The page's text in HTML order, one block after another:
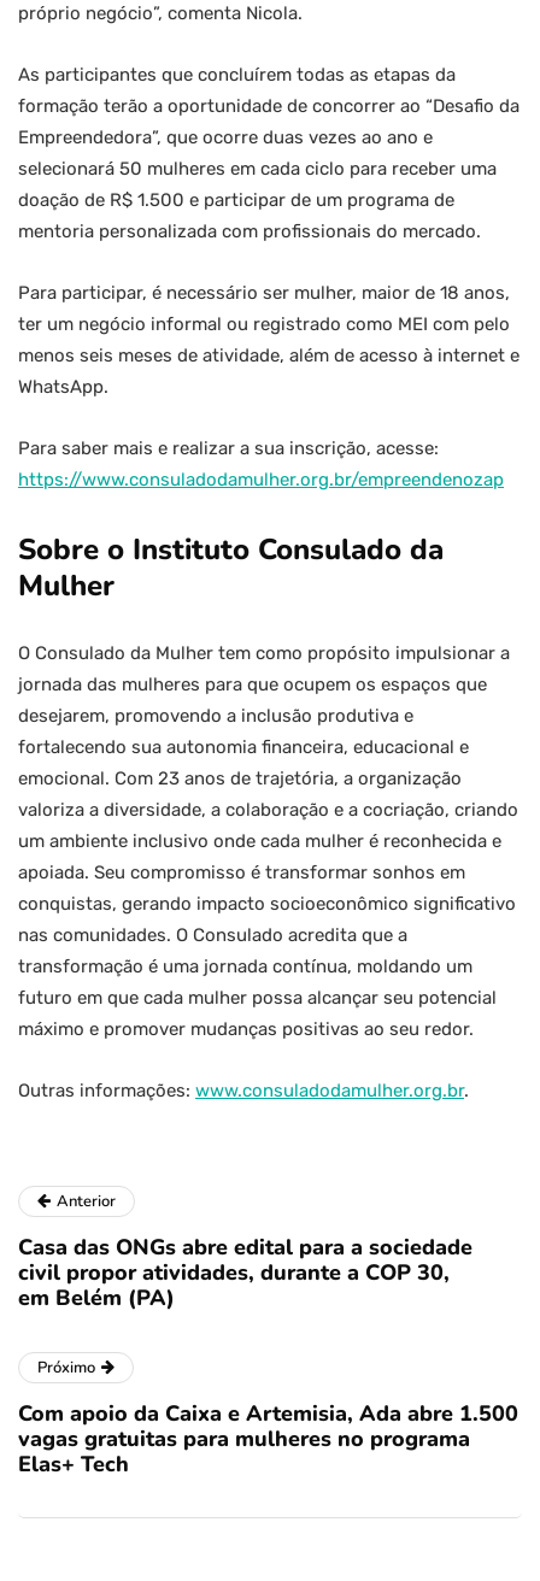
próprio negócio”, comenta Nicola.
As participantes que concluírem todas as etapas da
formação terão a oportunidade de concorrer ao “Desafio da
Empreendedora”, que ocorre duas vezes ao ano e
selecionará 50 mulheres em cada ciclo para receber uma
doação de R$ 1.500 e participar de um programa de
mentoria personalizada com profissionais do mercado.
Para participar, é necessário ser mulher, maior de 18 anos,
ter um negócio informal ou registrado como MEI com pelo
menos seis meses de atividade, além de acesso à internet e
WhatsApp.
Para saber mais e realizar a sua inscrição, acesse:
https://www.consuladodamulher.org.br/empreendenozap
Sobre o Instituto Consulado da
Mulher
O Consulado da Mulher tem como propósito impulsionar a
jornada das mulheres para que ocupem os espaços que
desejarem, promovendo a inclusão produtiva e
fortalecendo sua autonomia financeira, educacional e
emocional. Com 23 anos de trajetória, a organização
valoriza a diversidade, a colaboração e a cocriação, criando
um ambiente inclusivo onde cada mulher é reconhecida e
apoiada. Seu compromisso é transformar sonhos em
conquistas, gerando impacto socioeconômico significativo
nas comunidades. O Consulado acredita que a
transformação é uma jornada contínua, moldando um
futuro em que cada mulher possa alcançar seu potencial
máximo e promover mudanças positivas ao seu redor.
Outras informações: www.consuladodamulher.org.br.
Anterior
Casa das ONGs abre edital para a sociedade
civil propor atividades, durante a COP 30,
em Belém (PA)
Próximo
Com apoio da Caixa e Artemisia, Ada abre 1.500
vagas gratuitas para mulheres no programa
Elas+ Tech